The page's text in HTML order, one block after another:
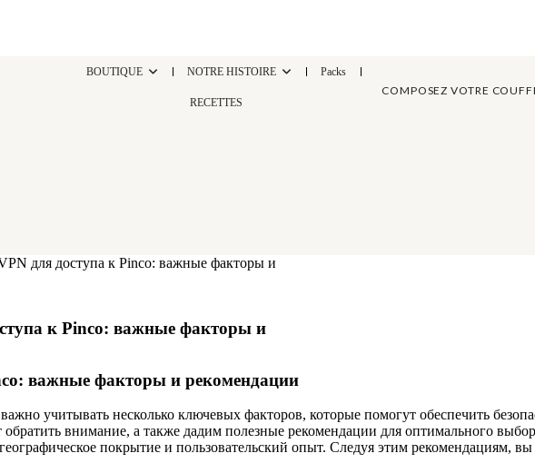
BOUTIQUE NOTRE HISTOIRE Packs
RECETTES
COMPOSEZ VOTRE
для доступа к Pinco: важные факторы и
к Pinco: важные факторы и
важные факторы и рекомендации
учитывать несколько ключевых факторов, которые помогут обеспечить
внимание, а также дадим полезные рекомендации для оптимального
покрытие и пользовательский опыт. Следуя этим рекомендациям,